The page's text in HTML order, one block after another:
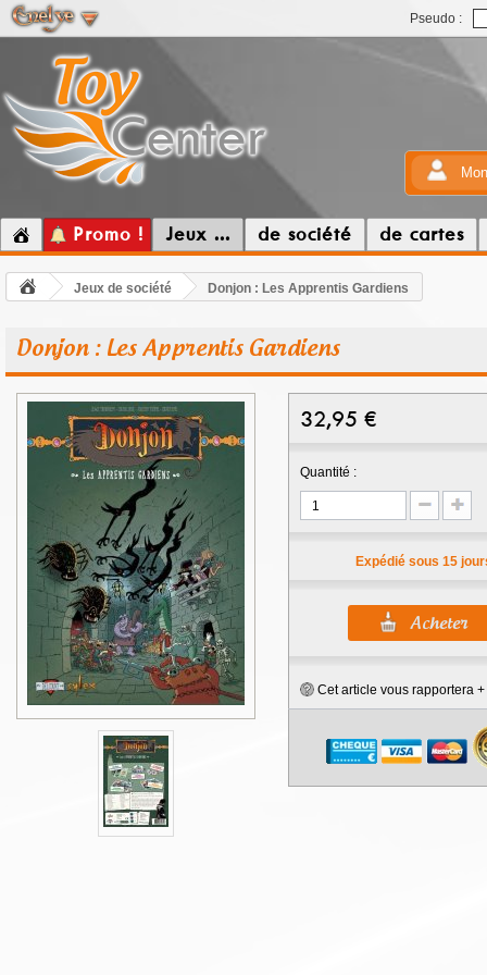
Pseudo :
Promo ! Jeux ... de société de cartes
Jeux de société Donjon : Les Apprentis Gardiens
Donjon : Les Apprentis Gardiens
32,95 €
Quantité :
Expédié sous 15
Cet article vous rapportera +